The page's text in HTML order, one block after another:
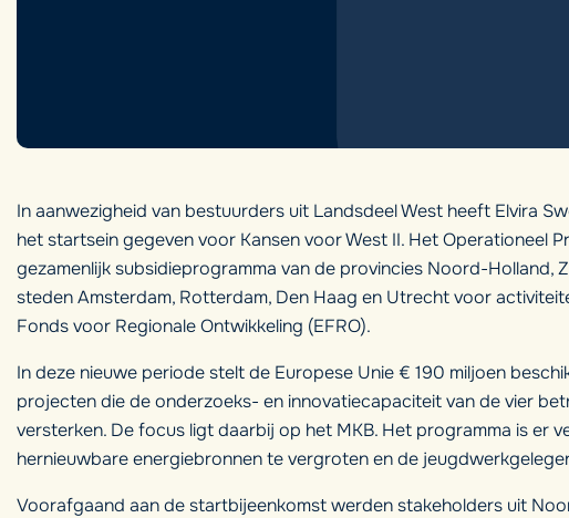
In aanwezigheid van bestuurders uit Landsdeel West heeft Elvira
het startsein gegeven voor Kansen voor West II. Het Operationeel
gezamenlijk subsidieprogramma van de provincies Noord-Holland,
steden Amsterdam, Rotterdam, Den Haag en Utrecht voor
Fonds voor Regionale Ontwikkeling (EFRO).
In deze nieuwe periode stelt de Europese Unie € 190 miljoen
projecten die de onderzoeks- en innovatiecapaciteit van de vier
versterken. De focus ligt daarbij op het MKB. Het programma is er
hernieuwbare energiebronnen te vergroten en de
Voorafgaand aan de startbijeenkomst werden stakeholders uit